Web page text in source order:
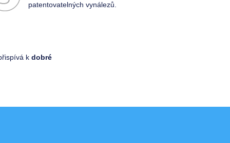
patentovatelných vynálezů.
kdobré